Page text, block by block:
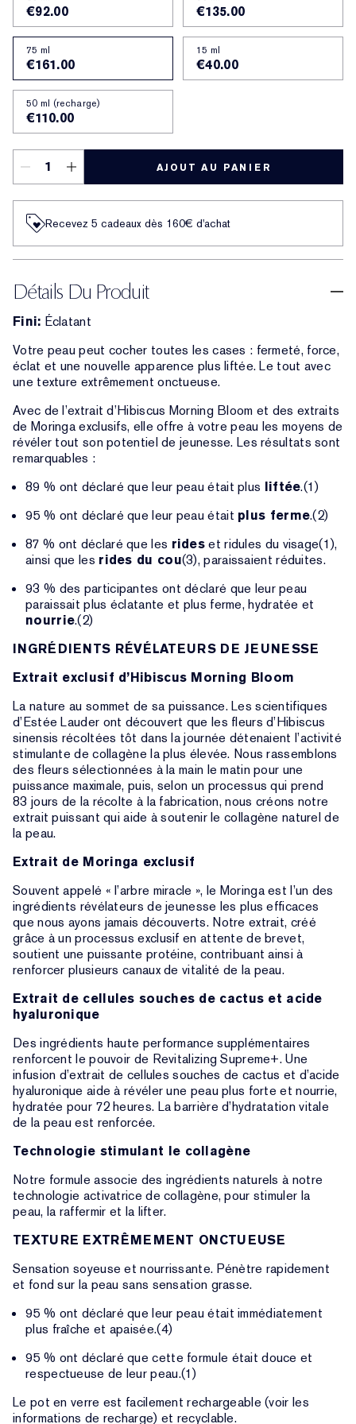
€92.00 €135.00
75 ml
€161.00
15 ml
€40.00
50 ml (recharge)
€110.00
AJOUT AU PANIER
Recevez 5 cadeaux dès 160€ d'achat
Détails Du Produit
Fini: Éclatant
Votre peau peut cocher toutes les cases : fermeté, force,
éclat et une nouvelle apparence plus liftée. Le tout avec
une texture extrêmement onctueuse.
Avec de l’extrait d’Hibiscus Morning Bloom et des extraits
de Moringa exclusifs, elle offre à votre peau les moyens de
révéler tout son potentiel de jeunesse. Les résultats sont
remarquables :
89 % ont déclaré que leur peau était plus liftée.(1)
95 % ont déclaré que leur peau était plus ferme.(2)
87 % ont déclaré que les rideset ridules du visage(1),
ainsi que les rides du cou(3), paraissaient réduites.
93 % des participantes ont déclaré que leur peau
paraissait plus éclatante et plus ferme, hydratée et
nourrie.(2)
INGRÉDIENTS RÉVÉLATEURS DE JEUNESSE
Extrait exclusif d’Hibiscus Morning Bloom
La nature au sommet de sa puissance. Les scientifiques
d’Estée Lauder ont découvert que les fleurs d’Hibiscus
sinensis récoltées tôt dans la journée détenaient l’activité
stimulante de collagène la plus élevée. Nous rassemblons
des fleurs sélectionnées à la main le matin pour une
puissance maximale, puis, selon un processus qui prend
83 jours de la récolte à la fabrication, nous créons notre
extrait puissant qui aide à soutenir le collagène naturel de
la peau.
Extrait de Moringa exclusif
Souvent appelé « l’arbre miracle », le Moringa est l’un des
ingrédients révélateurs de jeunesse les plus efficaces
que nous ayons jamais découverts. Notre extrait, créé
grâce à un processus exclusif en attente de brevet,
soutient une puissante protéine, contribuant ainsi à
renforcer plusieurs canaux de vitalité de la peau.
Extrait de cellules souches de cactus et acide
hyaluronique
Des ingrédients haute performance supplémentaires
renforcent le pouvoir de Revitalizing Supreme+. Une
infusion d’extrait de cellules souches de cactus et d’acide
hyaluronique aide à révéler une peau plus forte et nourrie,
hydratée pour 72 heures. La barrière d’hydratation vitale
de la peau est renforcée.
Technologie stimulant le collagène
Notre formule associe des ingrédients naturels à notre
technologie activatrice de collagène, pour stimuler la
peau, la raffermir et la lifter.
TEXTURE EXTRÊMEMENT ONCTUEUSE
Sensation soyeuse et nourrissante. Pénètre rapidement
et fond sur la peau sans sensation grasse.
95 % ont déclaré que leur peau était immédiatement
plus fraîche et apaisée.(4)
95 % ont déclaré que cette formule était douce et
respectueuse de leur peau.(1)
Le pot en verre est facilement rechargeable (voir les
informations de recharge) et recyclable.